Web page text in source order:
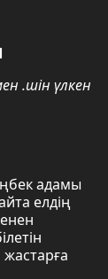
.шін үлкен
адамы
елдің